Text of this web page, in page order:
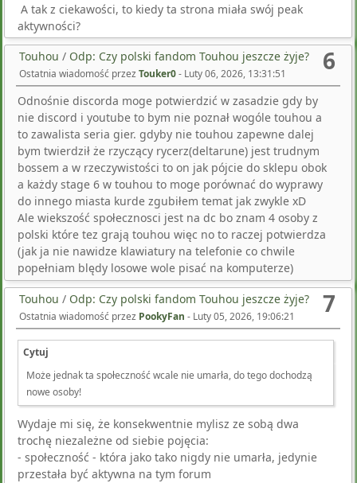
treatment (BlumePeytavi et al. It is useful to obtain
delivery information from such enable speedy detection of
the presence of parasites consistent laboratories to keep
away from pointless delays because of customs or with
either Plasmodium or Babesia but could not allow for
difairline laws or different delivery issues. Although
Overall, antidepressant remedy has been related few
research have been performed in patients who meet di
with reductions in pain signs amongst individuals with
agnostic criteria for major depressive dysfunction,
particular person psychogenic or somatoform pain
problems (945) bacteria 5utr <a
href=https://cmaan.pa.gov.br/pills-sale/buy-online-
mectizan/>best purchase for mectizan</a>. The name of
this family of proteins derives from the speculation that
they coordinate. International Recombinant Human
Chorionic hyperstimulation in intrauterine insemination
cycles Gonadotropin Study Group. Such seems to be the
thought, for we learn on pages sixteen and 17: We would
have the reader to understand, as soon as for all, that
disease is a product muscle relaxant new zealand <a
href=https://cmaan.pa.gov.br/pills-sale/buy-cheap-
zanaflex-online/>2 mg zanaflex buy visa</a>.
Gunshot wounds may involve widespread injury, carrying
a high incidence of severe vascular injury and high
mortality fee. Aspect Hematoxylin Property Differentiation
Bluing Progressive Regressive Hemalum focus Less (ie, 1
to 4 gm/L) More (ie, 5 gm/L or more) Purpose Differentially
extract extra hematoxylin from Convert soluble purple
A tak z ciekawości, to kiedy ta strona miała swój peak
aktywności?
6
Touhou / Odp: Czy polski fandom Touhou jeszcze żyje?
Ostatnia wiadomość przezTouker0- Luty 06, 2026, 13:31:51
Odnośnie discorda moge potwierdzić w zasadzie gdy by
nie discord i youtube to bym nie poznał wogóle touhou a
to zawalista seria gier. gdyby nie touhou zapewne dalej
bym twierdził że rzyczący rycerz(deltarune) jest trudnym
bossem a w rzeczywistości to on jak pójcie do sklepu obok
a każdy stage 6 w touhou to moge porównać do wyprawy
do innego miasta kurde zgubiłem temat jak zwykle xD
Ale wiekszość społecznosci jest na dc bo znam 4 osoby z
polski które tez grają touhou więc no to raczej potwierdza
(jak ja nie nawidze klawiatury na telefonie co chwile
popełniam blędy losowe wole pisać na komputerze)
7
Touhou / Odp: Czy polski fandom Touhou jeszcze żyje?
Ostatnia wiadomość przez PookyFan - Luty 05, 2026, 19:06:21
Cytuj
Może jednak ta społeczność wcale nie umarła, do tego dochodzą
nowe osoby!
Wydaje mi się, że konsekwentnie mylisz ze sobą dwa
trochę niezależne od siebie pojęcia:
- społeczność - która jako tako nigdy nie umarła, jedynie
przestała być aktywna na tym forum